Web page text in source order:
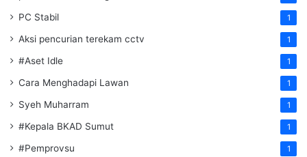
PC Stabil 1
Aksi pencurian terekam cctv 1
#Aset Idle 1
Cara Menghadapi Lawan 1
Syeh Muharram 1
#Kepala BKAD Sumut 1
#Pemprovsu 1